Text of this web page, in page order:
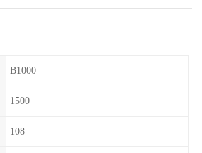
B1000
1500
108